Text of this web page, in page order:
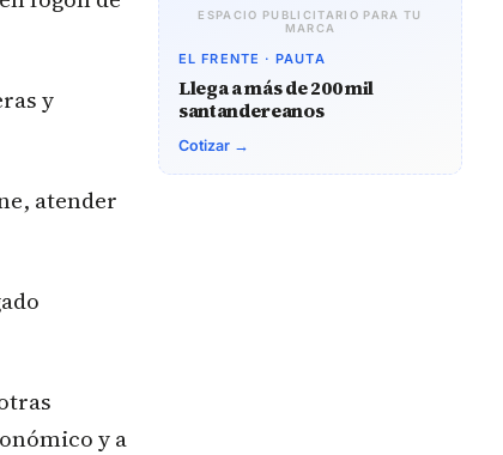
y
atender
y a
ESPACIO PUBLICITARIO PARA TU
MARCA
EL FRENTE · PAUTA
Llega a más de 200 mil
santandereanos
Cotizar →